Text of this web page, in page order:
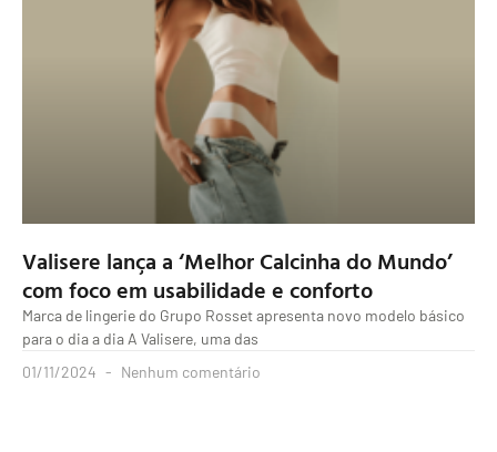
Valisere lança a ‘Melhor Calcinha do Mundo’
com foco em usabilidade e conforto
Marca de lingerie do Grupo Rosset apresenta novo modelo básico
para o dia a dia A Valisere, uma das
01/11/2024
Nenhum comentário